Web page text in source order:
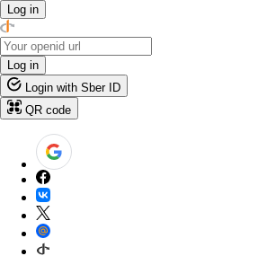
Log in
Log in
Login with Sber ID
QR code